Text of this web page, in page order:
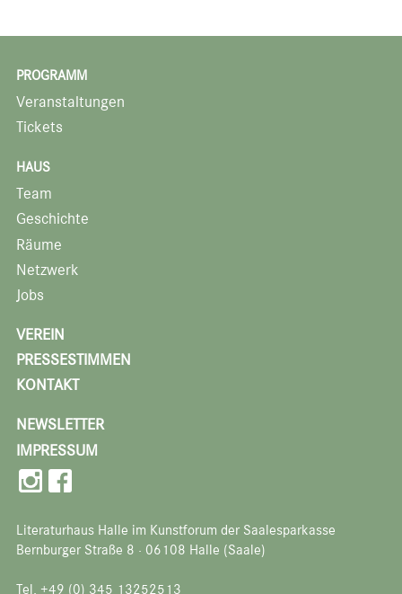
PROGRAMM
Veranstaltungen
Tickets
HAUS
Team
Geschichte
Räume
Netzwerk
Jobs
VEREIN
PRESSESTIMMEN
KONTAKT
NEWSLETTER
IMPRESSUM
Literaturhaus Halle im Kunstforum der Saalesparkasse
Bernburger Straße 8 · 06108 Halle (Saale)
Tel. +49 (0) 345 13252513